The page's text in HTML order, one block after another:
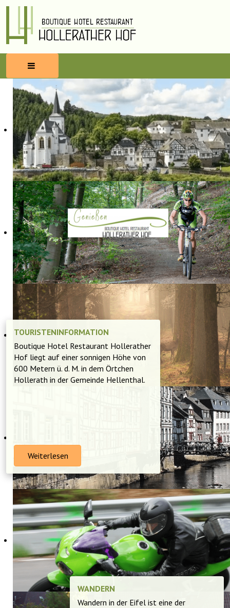
HOME
RESERVIEREN
ESSEN & TRINKEN
WELLNESS
UMBEGUNG
ENTDECKE DIE EIFEL
TOURISTENINFORMATION
Boutique Hotel Restaurant Hollerather
Hof liegt auf einer sonnigen Höhe von
600 Metern ü. d. M. in dem Örtchen
Hollerath in der Gemeinde Hellenthal.
Weiterlesen
WANDERN
Wandern in der Eifel ist eine der